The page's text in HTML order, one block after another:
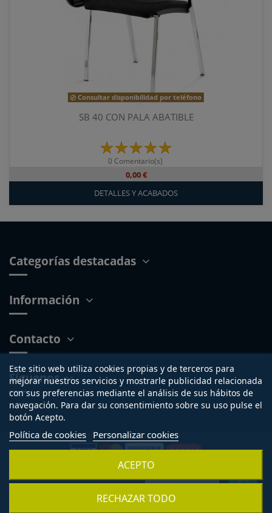
Consultar disponibilidad por teléfono
SB 40 CON PALA ABATIBLE
0 Comentario(s)
0,00 €
DETALLES Y ACABADOS
Categorías destacadas
Información
Contacto
¿Necesitas ayuda?
Este sitio web utiliza cookies propias y de terceros para
mejorar nuestros servicios y mostrarle publicidad relacionada
con sus preferencias mediante el análisis de sus hábitos de
navegación. Para dar su consentimiento sobre su uso pulse el
botón Acepto.
Política de cookies Personalizar cookies
RECHAZAR TODO
ACEPTO
Síguenos
Lucena SL.®B-56076789 Inscrita en el registro mercantil de
Córdoba. Todos los derechos reservados.